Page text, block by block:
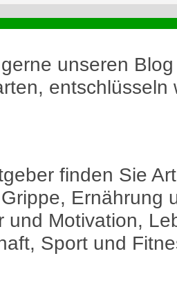
unseren
entschlüsseln
finden Sie
Ernährung
und Motivation,
Sport und